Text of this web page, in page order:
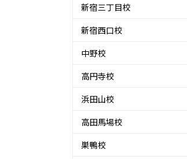
新宿三丁目校
新宿西口校
中野校
高円寺校
浜田山校
高田馬場校
巣鴨校